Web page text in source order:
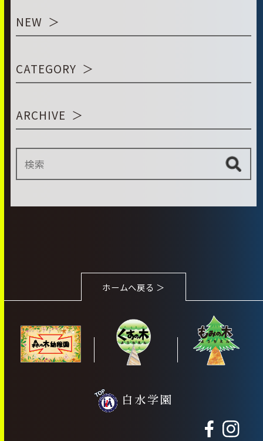
NEW
CATEGORY
ARCHIVE
ホームへ戻る ＞
白水学園